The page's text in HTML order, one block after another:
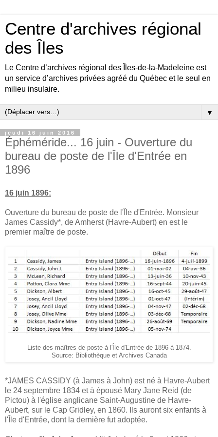
Centre d'archives régional
des Îles
Le Centre d’archives régional des Îles-de-la-Madeleine est
un service d’archives privées agréé du Québec et le seul en
milieu insulaire.
▼
jeudi 16 juin 2016
Éphéméride... 16 juin - Ouverture du
bureau de poste de l'Île d'Entrée en
1896
16 juin 1896:
Ouverture du bureau de poste de l'Île d'Entrée. Monsieur
James Cassidy*, de Amherst (Havre-Aubert) en est le
premier maître de poste.
Liste des maîtres de poste à l'Île d'Entrée de 1896 à 1874.
Source: Bibliothèque et Archives Canada
*JAMES CASSIDY (à James à John) est né à Havre-Aubert
le 24 septembre 1834 et à épousé Mary Jane Reid (de
Pictou) à l'église anglicane Saint-Augustine de Havre-
Aubert, sur le Cap Gridley, en 1860. Ils auront six enfants à
l'Île d'Entrée, dont la dernière fut adoptée.